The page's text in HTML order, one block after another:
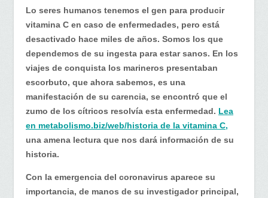
Lo seres humanos tenemos el gen para producir
vitamina C en caso de enfermedades, pero está
desactivado hace miles de años. Somos los que
dependemos de su ingesta para estar sanos. En los
viajes de conquista los marineros presentaban
escorbuto, que ahora sabemos, es una
manifestación de su carencia, se encontró que el
zumo de los cítricos resolvía esta enfermedad. Lea
en metabolismo.biz/web/historia de la vitamina C,
una amena lectura que nos dará información de su
historia.
Con la emergencia del coronavirus aparece su
importancia, de manos de su investigador principal,